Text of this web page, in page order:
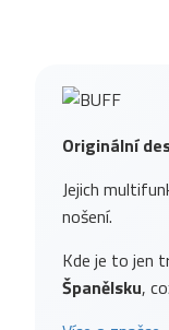
Originální
Jejich
nošení.
Kde je to jen
Španělsku,